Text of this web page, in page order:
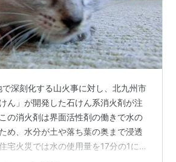
深刻化する山火事に対し、北九州市
ん」が開発した石けん系消火剤が注
の消火剤は界面活性剤の働きで水の
め、水分が土や落ち葉の奥まで浸透
宅火災では水の使用量を17分の1に抑